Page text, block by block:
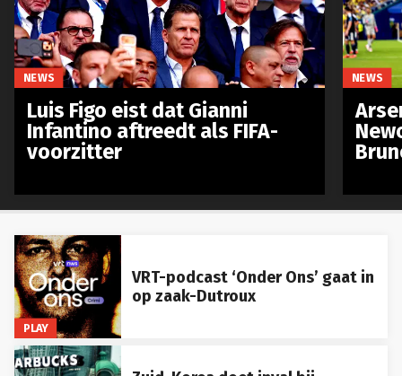
PLAY
VRT-podcast ‘Onder Ons’ gaat in
op zaak-Dutroux
NEWS
Luis Figo eist dat Gianni
Infantino aftreedt als FIFA-
voorzitter
NEWS